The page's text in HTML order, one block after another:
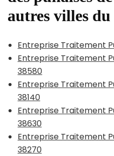
autres villes du
Entreprise Traitement
Entreprise Traitement
38580
Entreprise Traitement
38140
Entreprise Traitement
38630
Entreprise Traitement
38270